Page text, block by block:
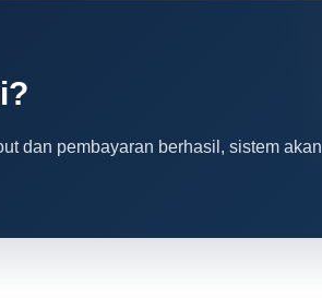
dan pembayaran berhasil, sistem akan